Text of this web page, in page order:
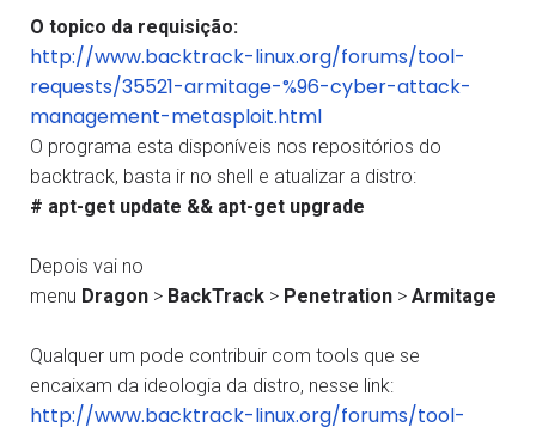
O topico da requisição:
http://www.backtrack-linux.org/forums/tool-
requests/35521-armitage-%96-cyber-attack-
management-metasploit.html
O programa esta disponíveis nos repositórios do
backtrack, basta ir no shell e atualizar a distro:
# apt-get update && apt-get upgrade
Depois vai no
menu Dragon > BackTrack > Penetration > Armitage
Qualquer um pode contribuir com tools que se
encaixam da ideologia da distro, nesse link:
http://www.backtrack-linux.org/forums/tool-